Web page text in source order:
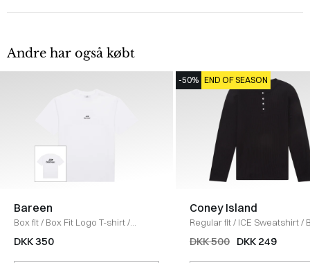
Andre har også købt
Bareen
Box fit/ Box Fit Logo T-shirt/
WHITE
DKK 350
-50% END OF SEASON
Coney Island
Regular fit/ ICE Sweatshirt/
DKK 500 DKK 249